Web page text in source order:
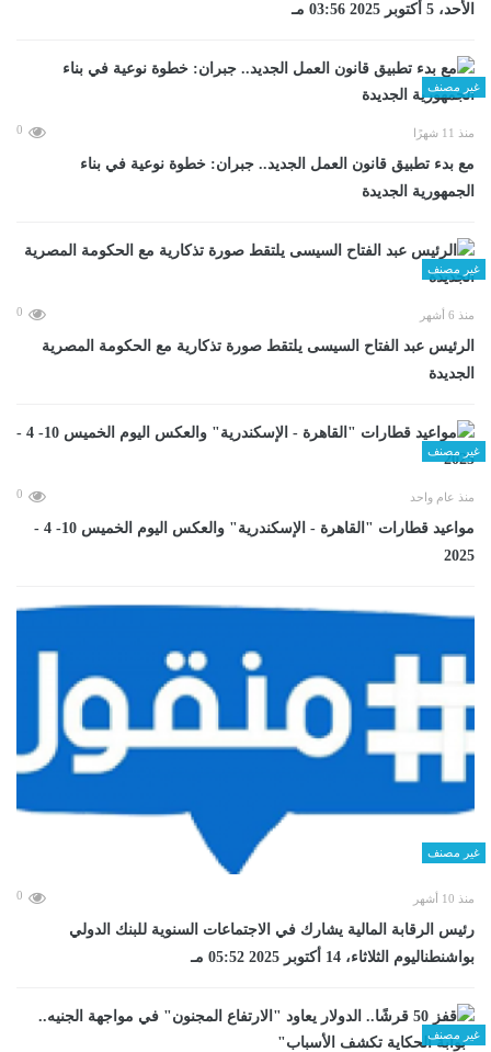
الأحد، 5 أكتوبر 2025 03:56 مـ
غير مصنف
منذ 11 شهرًا 0
مع بدء تطبيق قانون العمل الجديد.. جبران: خطوة نوعية في بناء
الجمهورية الجديدة
غير مصنف
منذ 6 أشهر 0
الرئيس عبد الفتاح السيسى يلتقط صورة تذكارية مع الحكومة المصرية
الجديدة
غير مصنف
منذ عام واحد 0
مواعيد قطارات "القاهرة - الإسكندرية" والعكس اليوم الخميس 10- 4 -
2025
غير مصنف
منذ 10 أشهر 0
رئيس الرقابة المالية يشارك في الاجتماعات السنوية للبنك الدولي
بواشنطناليوم الثلاثاء، 14 أكتوبر 2025 05:52 مـ
غير مصنف